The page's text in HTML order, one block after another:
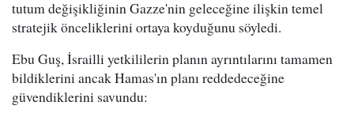
tutum değişikliğinin Gazze'nin geleceğine ilişkin temel
stratejik önceliklerini ortaya koyduğunu söyledi.
Ebu Guş, İsrailli yetkililerin planın ayrıntılarını tamamen
bildiklerini ancak Hamas'ın planı reddedeceğine
güvendiklerini savundu: